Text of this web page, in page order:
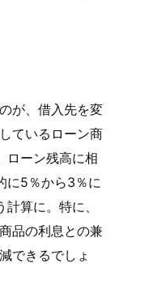
が、借入先を変
ているローン商
ローン残高に相
に5％から3％に
算に。特に、
品の利息との兼
できるでしょ